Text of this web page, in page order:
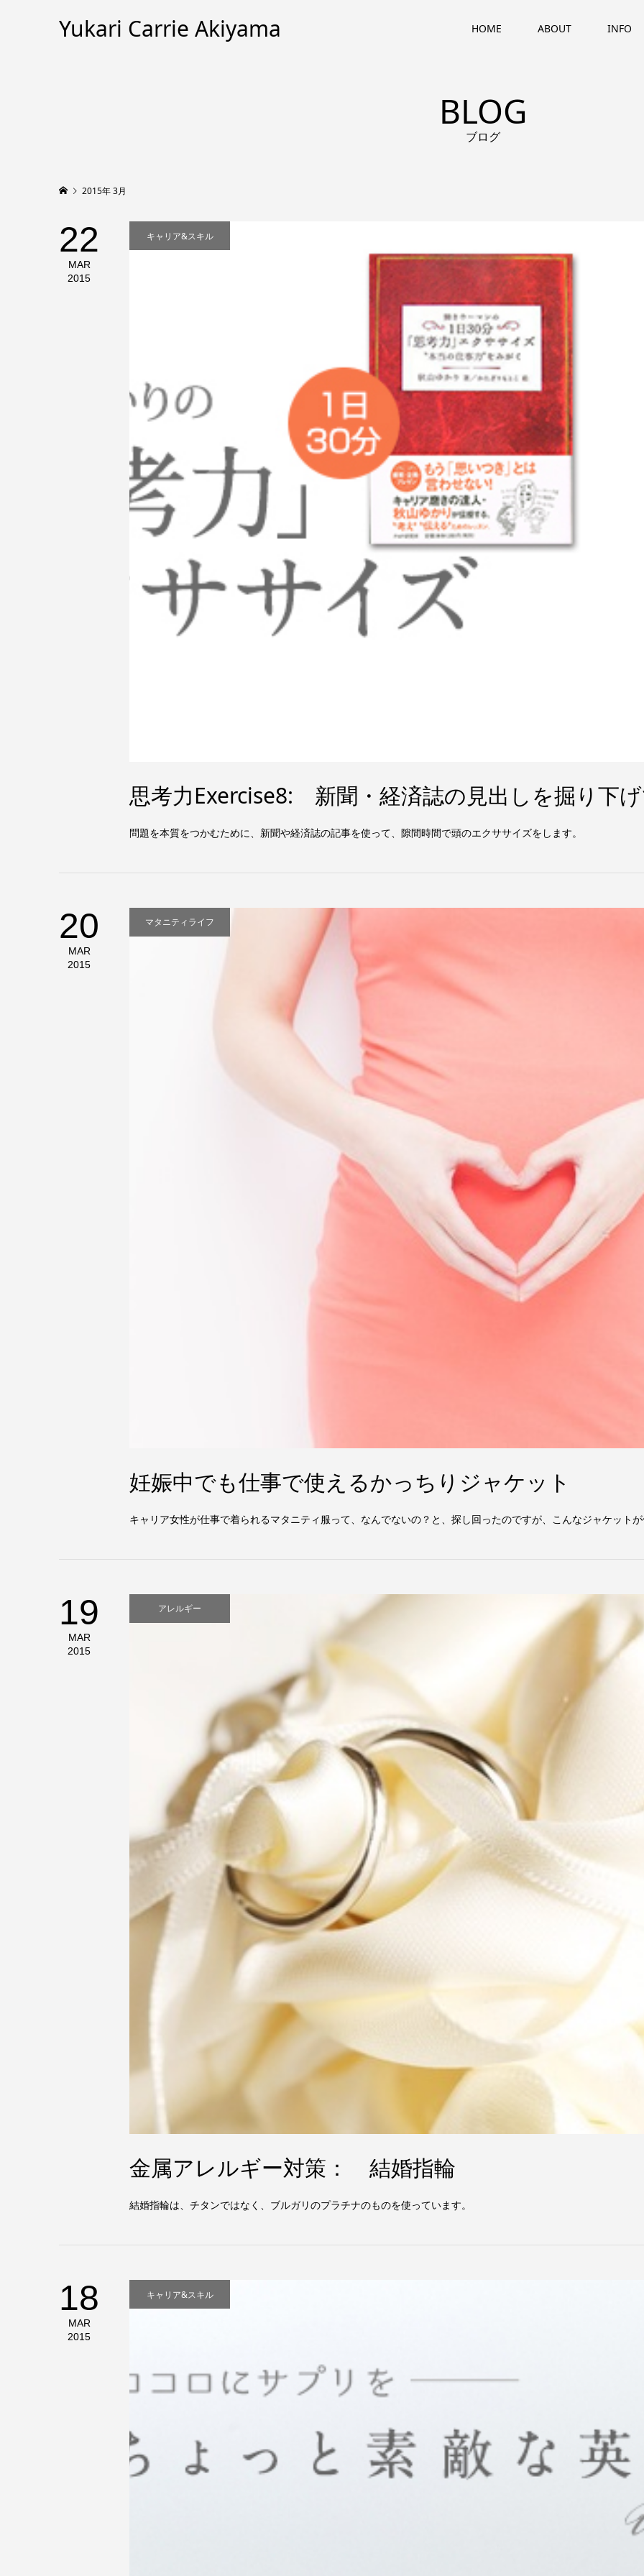
Yukari Carrie Akiyama HOME ABOUT INFO
BLOG
ブログ
2015年 3月
22
MAR
2015
キャリア&スキル
思考力Exercise8: 新聞・経済誌の見出しを掘り下
問題を本質をつかむために、新聞や経済誌の記事を使って、隙間時間で頭のエクササイズをします。
20
MAR
2015
マタニティライフ
妊娠中でも仕事で使えるかっちりジャケット
キャリア女性が仕事で着られるマタニティ服って、なんでないの？と、探し回ったのですが、こんなジャケット
19
MAR
2015
アレルギー
金属アレルギー対策： 結婚指輪
結婚指輪は、チタンではなく、ブルガリのプラチナのものを使っています。
18
MAR
2015
キャリア&スキル